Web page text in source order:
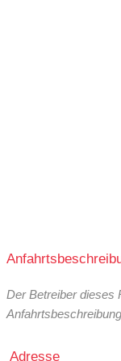
Der Betreiber dieses
Adresse